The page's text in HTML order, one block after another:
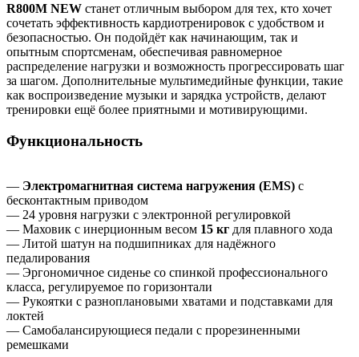
R800M NEW станет отличным выбором для тех, кто хочет
сочетать эффективность кардиотренировок с удобством и
безопасностью. Он подойдёт как начинающим, так и
опытным спортсменам, обеспечивая равномерное
распределение нагрузки и возможность прогрессировать шаг
за шагом. Дополнительные мультимедийные функции, такие
как воспроизведение музыки и зарядка устройств, делают
тренировки ещё более приятными и мотивирующими.
Функциональность
— Электромагнитная система нагружения (EMS) с
бесконтактным приводом
— 24 уровня нагрузки с электронной регулировкой
— Маховик с инерционным весом 15 кг для плавного хода
— Литой шатун на подшипниках для надёжного
педалирования
— Эргономичное сиденье со спинкой профессионального
класса, регулируемое по горизонтали
— Рукоятки с разноплановыми хватами и подставками для
локтей
— Самобалансирующиеся педали с прорезиненными
ремешками